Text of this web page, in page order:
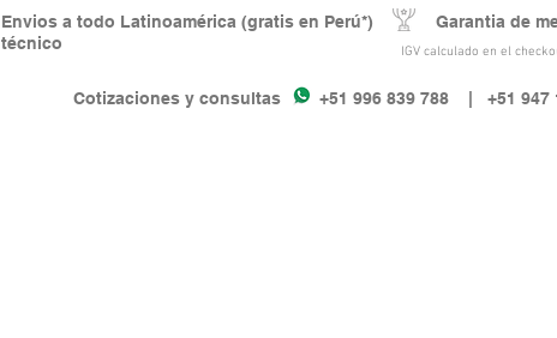
IGV calculado en el
Cotizaciones y consultas +51 996 839 788 | +51 947
Envios a todo Latinoamérica (gratis en Perú*) Garantia de
técnico